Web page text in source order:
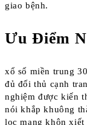
giao bệnh.
Ưu Điểm
xổ số miền trung
đủ đối thủ cạnh
nghiệm được kiến
nói khắp khuông
lọc mang khôn xiết